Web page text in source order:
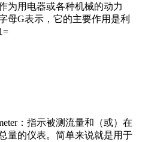
为用电器或各种机械的动力
母G表示，它的主要作用是利
：指示被测流量和（或）在
量的仪表。简单来说就是用于